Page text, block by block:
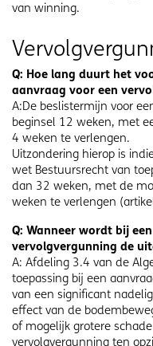
van winning.
Q: Hoe lang duurt het
aanvraag voor een
A:De beslistermijn voor
beginsel 12 weken, met
4 weken te verlengen.
Uitzondering hierop is
wet Bestuursrecht van
dan 32 weken, met de
weken te verlengen
Q: Wanneer wordt bij
vervolgvergunning de
A: Afdeling 3.4 van de
toepassing bij een
van een significant
effect van de
of mogelijk grotere
vervolgvergunning ten